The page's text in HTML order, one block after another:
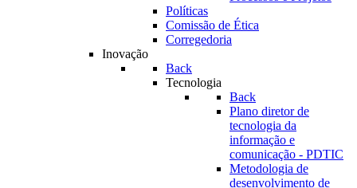
Políticas
Comissão de Ética
Corregedoria
Inovação
Back
Tecnologia
Back
Plano diretor de
tecnologia da
informação e
comunicação - PDTIC
Metodologia de
desenvolvimento de